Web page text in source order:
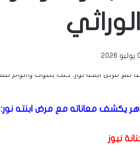
يكشف معاناته مع مرض ابنته
نيوز